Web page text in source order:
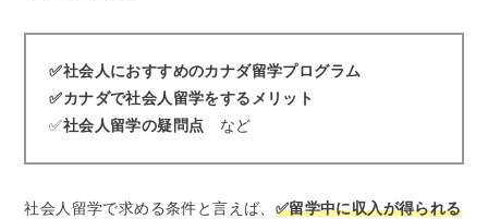
✅社会人におすすめのカナダ留学プログラム
✅カナダで社会人留学をするメリット
✅社会人留学の疑問点 など
社会人留学で求める条件と言えば、 ✅留学中に収入が得られる